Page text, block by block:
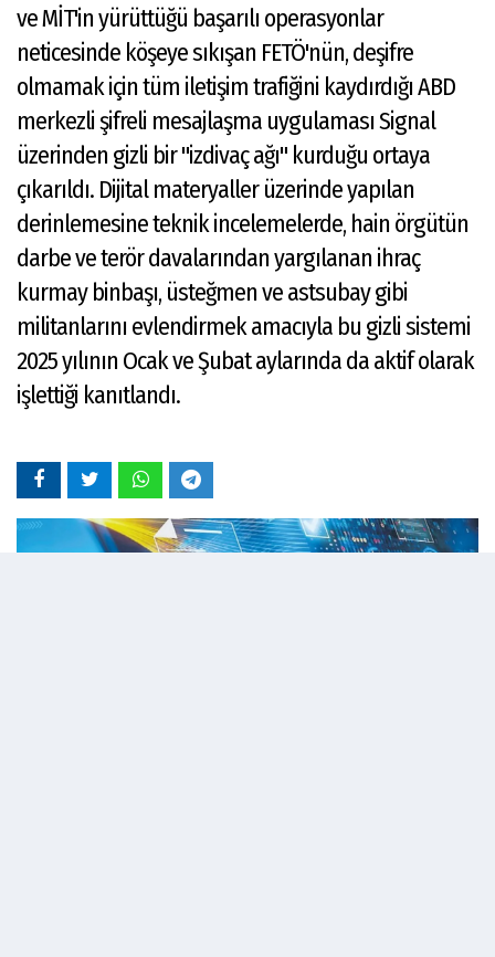
ve MİT'in yürüttüğü başarılı operasyonlar
neticesinde köşeye sıkışan FETÖ'nün, deşifre
olmamak için tüm iletişim trafiğini kaydırdığı ABD
merkezli şifreli mesajlaşma uygulaması Signal
üzerinden gizli bir "izdivaç ağı" kurduğu ortaya
çıkarıldı. Dijital materyaller üzerinde yapılan
derinlemesine teknik incelemelerde, hain örgütün
darbe ve terör davalarından yargılanan ihraç
kurmay binbaşı, üsteğmen ve astsubay gibi
militanlarını evlendirmek amacıyla bu gizli sistemi
2025 yılının Ocak ve Şubat aylarında da aktif olarak
işlettiği kanıtlandı.